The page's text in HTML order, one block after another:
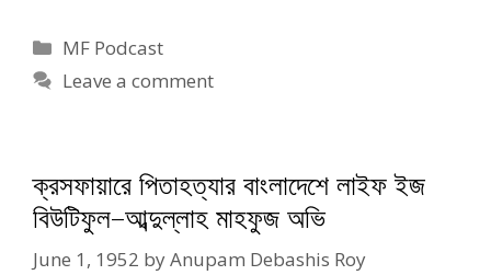
Categories
MF Podcast
Leave a comment
ক্রসফায়ারে পিতাহত্যার বাংলাদেশে লাইফ ইজ
বিউটিফুল–আব্দুল্লাহ মাহফুজ অভি
June 1, 1952 byAnupam Debashis Roy